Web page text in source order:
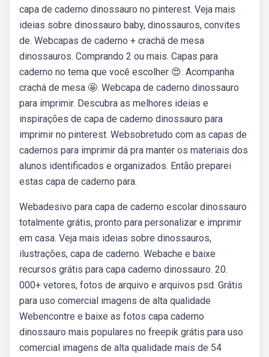
capa de caderno dinossauro no pinterest. Veja mais
ideias sobre dinossauro baby, dinossauros, convites
de. Webcapas de caderno + crachá de mesa
dinossauros. Comprando 2 ou mais. Capas para
caderno no tema que você escolher 😍. Acompanha
crachá de mesa 🤩. Webcapa de caderno dinossauro
para imprimir. Descubra as melhores ideias e
inspirações de capa de caderno dinossauro para
imprimir no pinterest. Websobretudo com as capas de
cadernos para imprimir dá pra manter os materiais dos
alunos identificados e organizados. Então preparei
estas capa de caderno para.
Webadesivo para capa de caderno escolar dinossauro
totalmente grátis, pronto para personalizar e imprimir
em casa. Veja mais ideias sobre dinossauros,
ilustrações, capa de caderno. Webache e baixe
recursos grátis para capa caderno dinossauro. 20.
000+ vetores, fotos de arquivo e arquivos psd. Grátis
para uso comercial imagens de alta qualidade
Webencontre e baixe as fotos capa caderno
dinossauro mais populares no freepik grátis para uso
comercial imagens de alta qualidade mais de 54